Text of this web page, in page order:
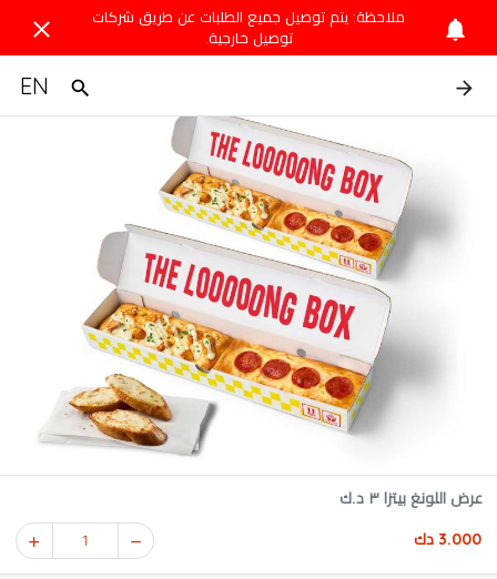
ملاحظة: يتم توصيل جميع الطلبات عن طريق شركات
توصيل خارجية.
EN
عرض اللونغ بيتزا ٣ د.ك
3.000 دك 1